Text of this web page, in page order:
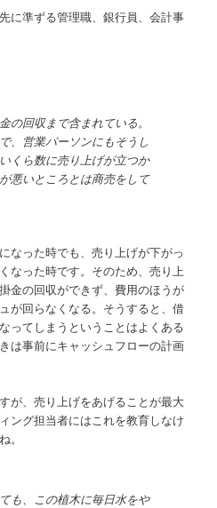
に準ずる管理職、銀行員、会計事
の回収まで含まれている。
、営業パーソンにもそうし
くら数に売り上げが立つか
悪いところとは商売をして
なった時でも、売り上げが下がっ
なった時です。そのため、売り上
金の回収ができず、費用のほうが
が回らなくなる。そうすると、借
ってしまうということはよくある
は事前にキャッシュフローの計画
が、売り上げをあげることが最大
ング担当者にはこれを教育しなけ
。
も、この植木に毎日水をや